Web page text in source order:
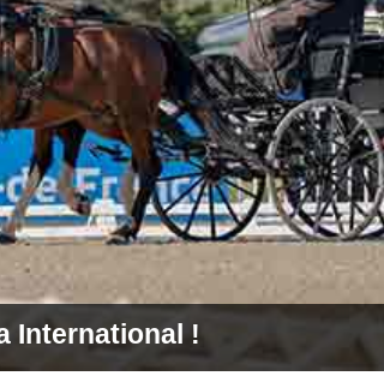
International !